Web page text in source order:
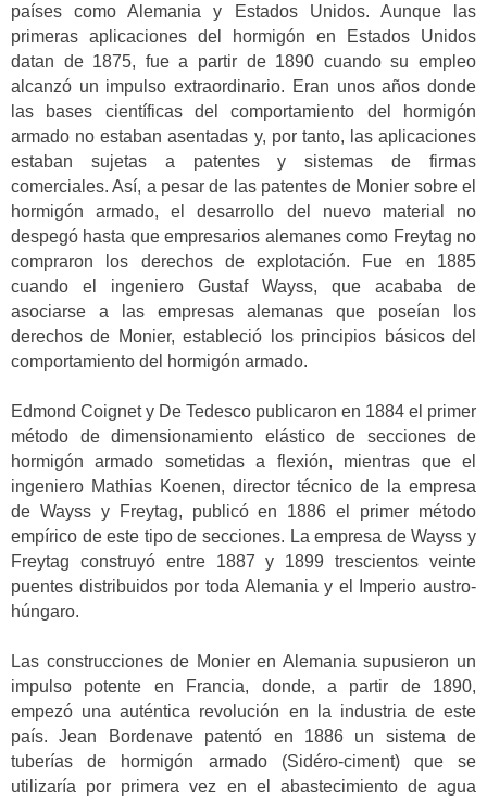
países como Alemania y Estados Unidos. Aunque las
primeras aplicaciones del hormigón en Estados Unidos
datan de 1875, fue a partir de 1890 cuando su empleo
alcanzó un impulso extraordinario. Eran unos años donde
las bases científicas del comportamiento del hormigón
armado no estaban asentadas y, por tanto, las aplicaciones
estaban sujetas a patentes y sistemas de firmas
comerciales. Así, a pesar de las patentes de Monier sobre el
hormigón armado, el desarrollo del nuevo material no
despegó hasta que empresarios alemanes como Freytag no
compraron los derechos de explotación. Fue en 1885
cuando el ingeniero Gustaf Wayss, que acababa de
asociarse a las empresas alemanas que poseían los
derechos de Monier, estableció los principios básicos del
comportamiento del hormigón armado.
Edmond Coignet y De Tedesco publicaron en 1884 el primer
método de dimensionamiento elástico de secciones de
hormigón armado sometidas a flexión, mientras que el
ingeniero Mathias Koenen, director técnico de la empresa
de Wayss y Freytag, publicó en 1886 el primer método
empírico de este tipo de secciones. La empresa de Wayss y
Freytag construyó entre 1887 y 1899 trescientos veinte
puentes distribuidos por toda Alemania y el Imperio austro-
húngaro.
Las construcciones de Monier en Alemania supusieron un
impulso potente en Francia, donde, a partir de 1890,
empezó una auténtica revolución en la industria de este
país. Jean Bordenave patentó en 1886 un sistema de
tuberías de hormigón armado (Sidéro-ciment) que se
utilizaría por primera vez en el abastecimiento de agua